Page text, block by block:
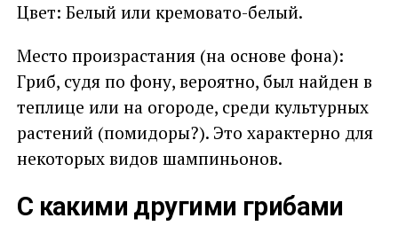
Цвет: Белый или кремовато-белый.
Место произрастания (на основе фона):
Гриб, судя по фону, вероятно, был найден в
теплице или на огороде, среди культурных
растений (помидоры?). Это характерно для
некоторых видов шампиньонов.
С какими другими грибами